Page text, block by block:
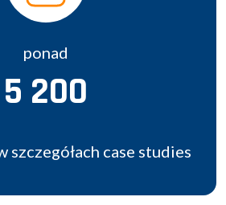
ponad
5 200
szczegółach case studies